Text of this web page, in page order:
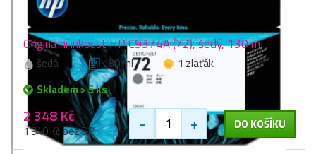
Originální inkoust HP C9374A (72), šedý, 130 ml
šedá 130 ml
1 zlaťák
Skladem > 5 ks
2 348 Kč
1 940 Kč bez DPH - + DO KOŠÍKU